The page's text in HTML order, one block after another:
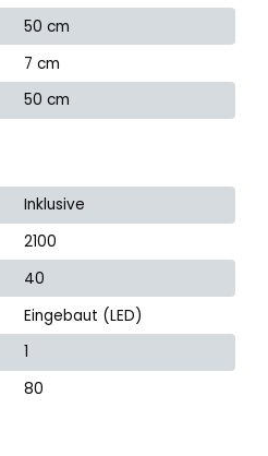
50 cm
7 cm
50 cm
Inklusive
2100
40
Eingebaut (LED)
1
80